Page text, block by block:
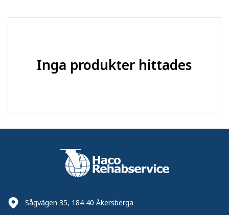
Inga produkter hittades
Sågvägen 35, 184 40 Åkersberga